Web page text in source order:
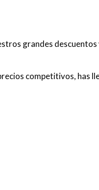
grandes
competitivos, has